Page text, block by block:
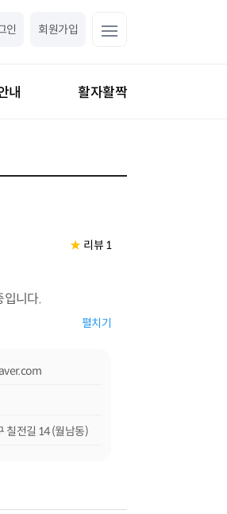
인 회원가입
내 활자활짝
★ 리뷰 1
입니다.
디지털인쇄 /
특수접지기/
펼치기
칠전길 14 (월남동)